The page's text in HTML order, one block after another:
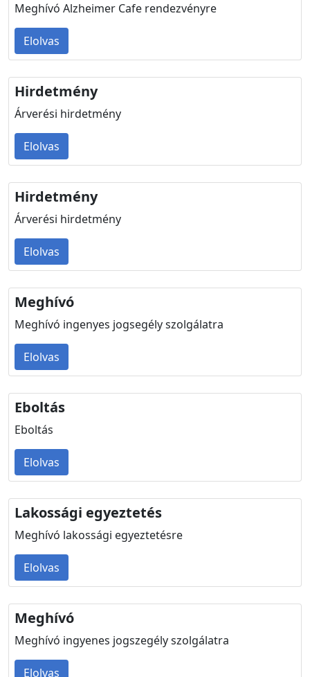
Meghívó Alzheimer Cafe rendezvényre
Elolvas
Hirdetmény
Árverési hirdetmény
Elolvas
Hirdetmény
Árverési hirdetmény
Elolvas
Meghívó
Meghívó ingenyes jogsegély szolgálatra
Elolvas
Eboltás
Eboltás
Elolvas
Lakossági egyeztetés
Meghívó lakossági egyeztetésre
Elolvas
Meghívó
Meghívó ingyenes jogszegély szolgálatra
Elolvas